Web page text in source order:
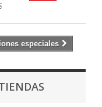
especiales